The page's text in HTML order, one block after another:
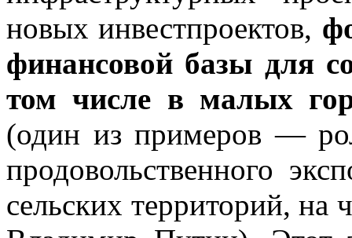
новых инвестпроектов,
финансовой базы для
том числе в малых
(один из примеров —
продовольственного
сельских территорий, на